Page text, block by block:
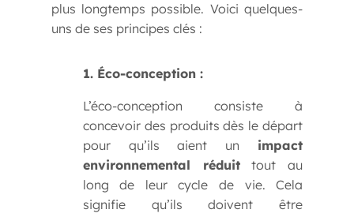
plus longtemps possible. Voici quelques-
uns de ses principes clés :
1. Éco-conception :
L’éco-conception consiste à
concevoir des produits dès le départ
pour qu’ils aient un impact
environnemental réduittout au
long de leur cycle de vie. Cela
signifie qu’ils doivent être